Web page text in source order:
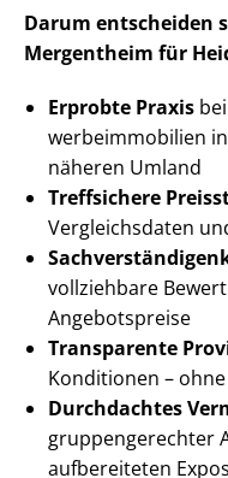
Darum entscheiden
Mergentheim für
Erprobte Praxis
wer­be­im­mo­bi­li­en
näheren Umland
Treffsichere
Vergleichsdaten
voll­zieh­ba­re
Angebotspreise
Transparente
Konditionen –
Durchdachtes
grup­pen­ge­rech­ter
aufbereiteten